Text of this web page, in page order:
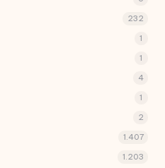
232
1
1
4
1
2
1.407
1.203